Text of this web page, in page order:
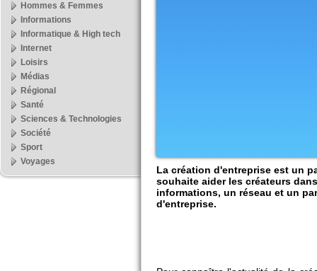
La création d'entreprise est un
souhaite aider les créateurs
informations, un réseau et un
d'entreprise.
Hommes & Femmes
Informations
Informatique & High tech
Internet
Loisirs
Médias
Régional
Santé
Sciences & Technologies
Société
Sport
Voyages